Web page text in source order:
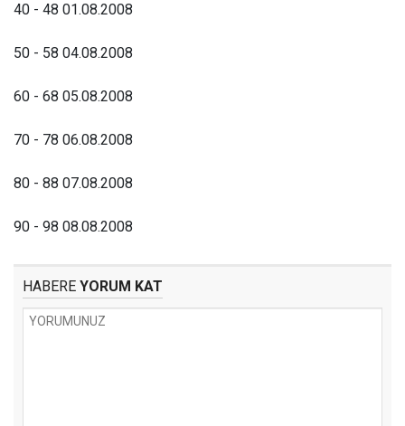
40 - 48 01.08.2008
50 - 58 04.08.2008
60 - 68 05.08.2008
70 - 78 06.08.2008
80 - 88 07.08.2008
90 - 98 08.08.2008
HABERE YORUM KAT